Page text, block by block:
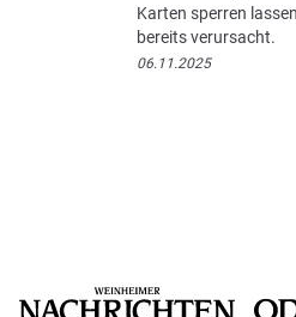
Karten sperren
bereits verursacht.
06.11.2025